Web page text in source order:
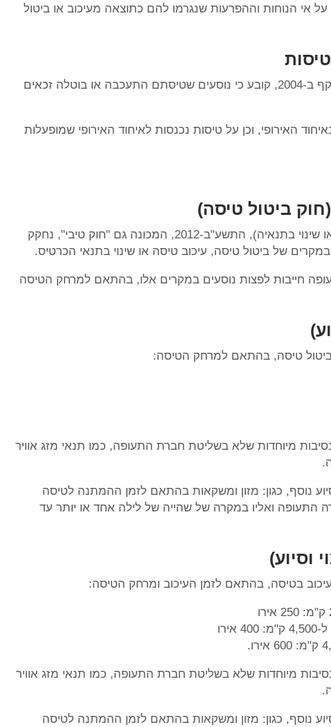
אי הנוחות וההפרעות שנגרמו להם כתוצאה מעיכוב או ביטול
החוק האירופאי לעיכוב וביטול טיסות, שנכנס לתוקף ב-2004, קובע כי נוסעים שטיסתם התעכבה או בוטלה זכאים
האירופי, וכן על טיסות נכנסות לאיחוד האירופי שמופעלות
ביטול טיסה)
חוק שירותי תעופה (פיצוי וסיוע בשל ביטול טיסה או שינוי בתנאיה), התשע"ב-2012, המכונה גם "חוק טיבי", נחקק
חייבות לפצות נוסעים במקרים אלו, בהתאם למרחק הטיסה
ביטול טיסה, בהתאם למרחק הטיסה:
מיוחדות שלא בשליטת חברת התעופה, כמו תנאי מזג אוויר
נוסף, כגון: מזון ומשקאות בהתאם לזמן ההמתנה לטיסה
התעופה ואליו במקרה של שהייה של לילה אחד או יותר עד
וסיוע)
עיכוב בטיסה, בהתאם לזמן העיכוב ומרחק הטיסה:
מיוחדות שלא בשליטת חברת התעופה, כמו תנאי מזג אוויר
נוסף, כגון: מזון ומשקאות בהתאם לזמן ההמתנה לטיסה